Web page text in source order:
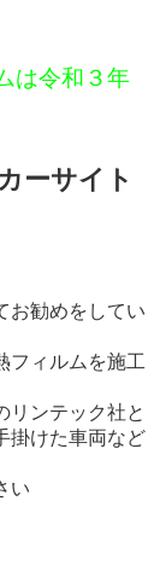
は令和３年
ーサイト
お勧めをしてい
フィルムを施工
リンテック社と
掛けた車両など
い